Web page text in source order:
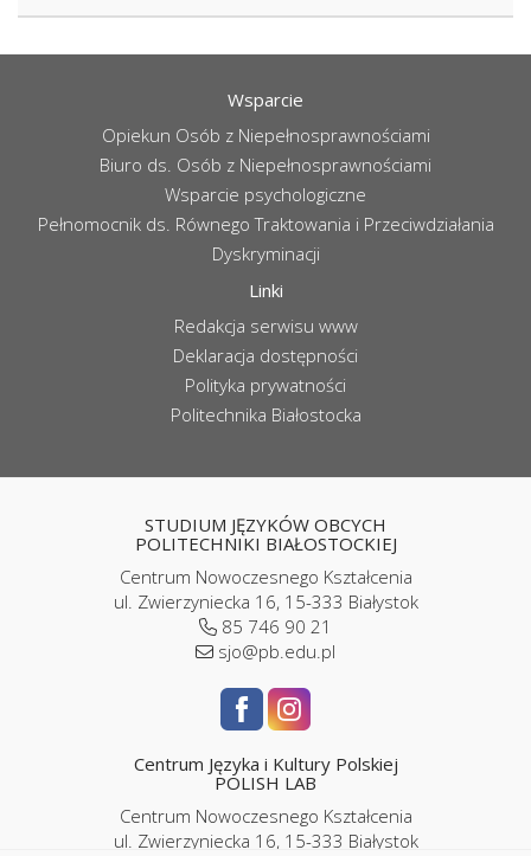
Wsparcie
Opiekun Osób z Niepełnosprawnościami
Biuro ds. Osób z Niepełnosprawnościami
Wsparcie psychologiczne
Pełnomocnik ds. Równego Traktowania i Przeciwdziałania
Dyskryminacji
Linki
Redakcja serwisu www
Deklaracja dostępności
Polityka prywatności
Politechnika Białostocka
STUDIUM JĘZYKÓW OBCYCH
POLITECHNIKI BIAŁOSTOCKIEJ
Centrum Nowoczesnego Kształcenia
ul. Zwierzyniecka 16, 15-333 Białystok
85 746 90 21
sjo@pb.edu.pl
Centrum Języka i Kultury Polskiej
POLISH LAB
Centrum Nowoczesnego Kształcenia
ul. Zwierzyniecka 16, 15-333 Białystok